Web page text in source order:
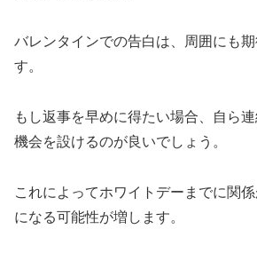
バレンタインでの告白は、周囲にも
す。
もし返事を早めに得たい場合、自ら
機会を設けるのが良いでしょう。
これによってホワイトデーまでに関
になる可能性が増します。